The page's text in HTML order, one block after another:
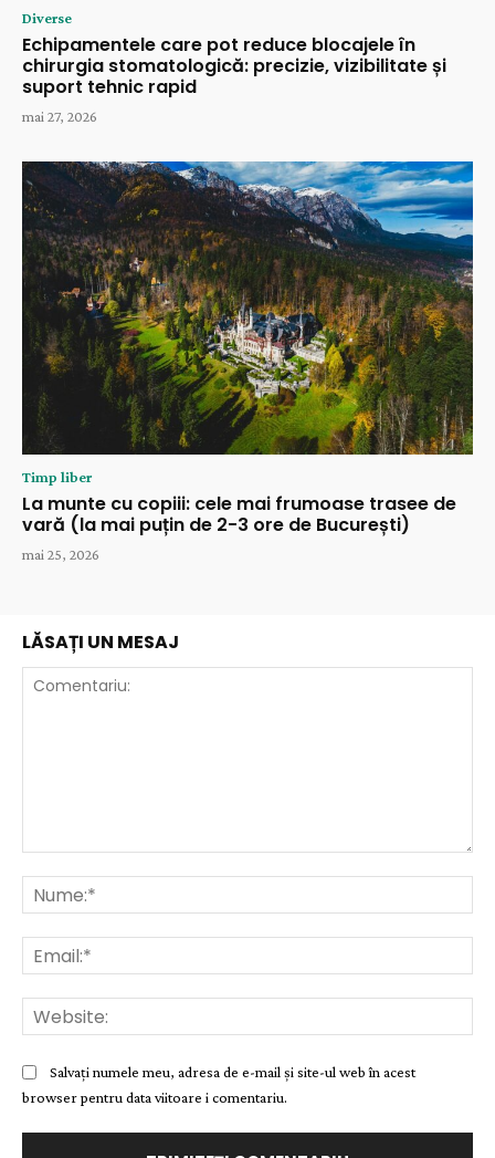
Diverse
Echipamentele care pot reduce blocajele în
chirurgia stomatologică: precizie, vizibilitate și
suport tehnic rapid
mai 27, 2026
Timp liber
La munte cu copiii: cele mai frumoase trasee de
vară (la mai puțin de 2-3 ore de București)
mai 25, 2026
LĂSAȚI UN MESAJ
Salvați numele meu, adresa de e-mail și site-ul web în acest
browser pentru data viitoare i comentariu.